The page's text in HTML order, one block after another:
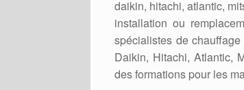
daikin, hitachi, atlantic,
installation ou
spécialistes de
Daikin, Hitachi, Atlantic,
des formations pour les